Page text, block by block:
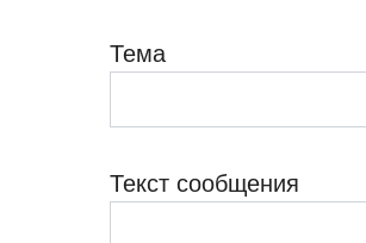
Тема
Текст сообщения